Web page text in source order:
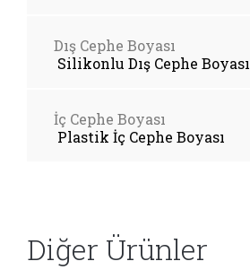
Dış Cephe Boyası
Silikonlu Dış Cephe Boyası
İç Cephe Boyası
Plastik İç Cephe Boyası
Diğer Ürünler